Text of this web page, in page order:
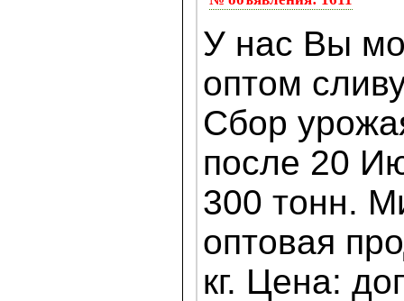
У нас Вы
оптом
Сбор
после 20
300 тонн.
оптовая
кг. Цена: